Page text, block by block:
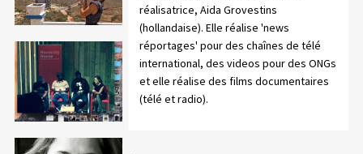
réalisatrice, Aida Grovestins
(hollandaise). Elle réalise 'news
réportages' pour des chaînes de télé
international, des videos pour des ONGs
et elle réalise des films documentaires
(télé et radio).